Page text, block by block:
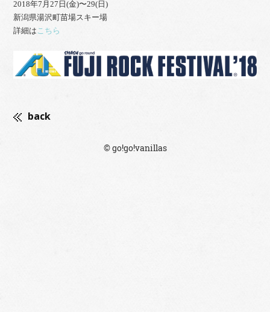
2018年7月27日(金)〜29(日)
新潟県湯沢町苗場スキー場
詳細はこちら
back
© go!go!vanillas